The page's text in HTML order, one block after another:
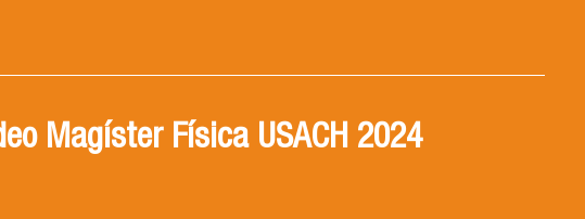
Magíster Física USACH 2024